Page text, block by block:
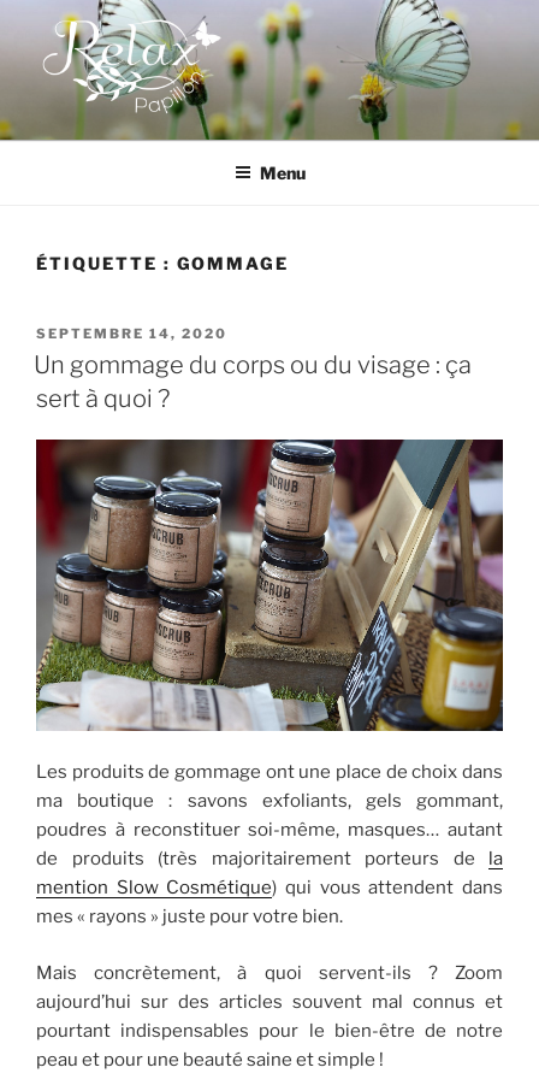
contenu
RELAX PAPILLON
Menu
ÉTIQUETTE : GOMMAGE
PUBLIÉ
LE
SEPTEMBRE 14, 2020
Un gommage du corps ou du visage : ça
sert à quoi ?
Les produits de gommage ont une place de choix dans
ma boutique : savons exfoliants, gels gommant,
poudres à reconstituer soi-même, masques… autant
de produits (très majoritairement porteurs de la
mention Slow Cosmétique) qui vous attendent dans
mes « rayons » juste pour votre bien.
Mais concrètement, à quoi servent-ils ? Zoom
aujourd’hui sur des articles souvent mal connus et
pourtant indispensables pour le bien-être de notre
peau et pour une beauté saine et simple !